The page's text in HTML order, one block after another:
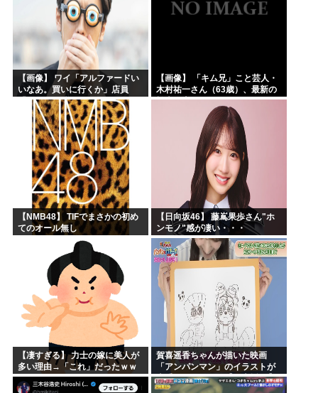
【画像】 ワイ「アルファードい
いなあ。買いに行くか」店員
「ほいっ見積もりな！」ワイ
「金額おかしくね？」←お前ら
もそう思うよな？？？？？
【画像】 「キム兄」こと芸人・
木村祐一さん（63歳）、最新の
松本人志さんとのツーショット
が完全に別人だとネット騒然！
「マジで誰かわからん」...
【NMB48】 TIFでまさかの初め
てのオール無し
【日向坂46】 藤嶌果歩さん"ホ
ンモノ"感が凄い・・・
【凄すぎる】 力士の嫁に美人が
多い理由→「これ」だったｗｗ
ｗｗｗｗｗ
賀喜遥香ちゃんが描いた映画
「アンパンマン」のイラストが
上手すぎる！！！【乃木坂46】